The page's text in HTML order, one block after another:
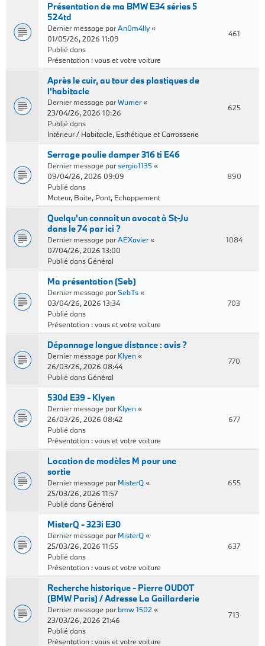
Présentation de ma BMW E34 séries 5
524td
Dernier message parAn0m4lly«
01/05/26, 2026 11:09
Publié dans
Présentation : vous et votre voiture
461
Après le cuir, au tour des plastiques de
l'habitacle
Dernier message parWurrier«
23/04/26, 2026 10:26
Publié dans
Intérieur / Habitacle, Esthétique et Carrosserie
625
Serrage poulie damper 316 ti E46
Dernier message parsergio1135«
09/04/26, 2026 09:09
Publié dans
Moteur, Boite, Pont, Echappement
890
Quelqu'un connait un avocat à St-Ju
dans le 74 par ici ?
Dernier message parAEXavier«
07/04/26, 2026 13:00
Publié dansGénéral
1084
Ma présentation (Seb)
Dernier message parSebTs«
03/04/26, 2026 13:34
Publié dans
Présentation : vous et votre voiture
703
Dépannage longue distance : avis ?
Dernier message parKlyen«
26/03/26, 2026 08:44
Publié dansGénéral
770
530d E39 - Klyen
Dernier message parKlyen«
26/03/26, 2026 08:42
Publié dans
Présentation : vous et votre voiture
677
Location de modèles M pour une
sortie
Dernier message parMisterQ«
25/03/26, 2026 11:57
Publié dansGénéral
655
MisterQ - 323i E30
Dernier message parMisterQ«
25/03/26, 2026 11:55
Publié dans
Présentation : vous et votre voiture
637
Recherche historique - Pierre OUDOT
(BMW Paris) / Adresse La Gaillarderie
Dernier message parbmw 1502 «
23/03/26, 2026 21:46
Publié dans
Présentation : vous et votre voiture
713